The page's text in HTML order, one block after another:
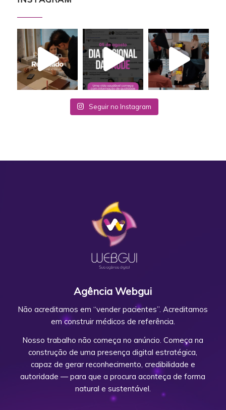
Seguir no Instagram
Agência Webgui
Não acreditamos em “vender pacientes”. Acreditamos
em construir médicos de referência.
Nosso trabalho não começa no anúncio. Começa na
construção de uma presença digital estratégica,
capaz de gerar reconhecimento, credibilidade e
autoridade — para que a procura aconteça de forma
natural e sustentável.